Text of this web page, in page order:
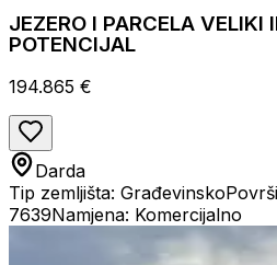
JEZERO I PARCELA VELIKI
POTENCIJAL
194.865 €
Darda
Tip zemljišta: Građevinsko
7639Namjena: Komercijalno